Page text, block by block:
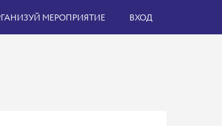
МЕРОПРИЯТИЕ ВХОД